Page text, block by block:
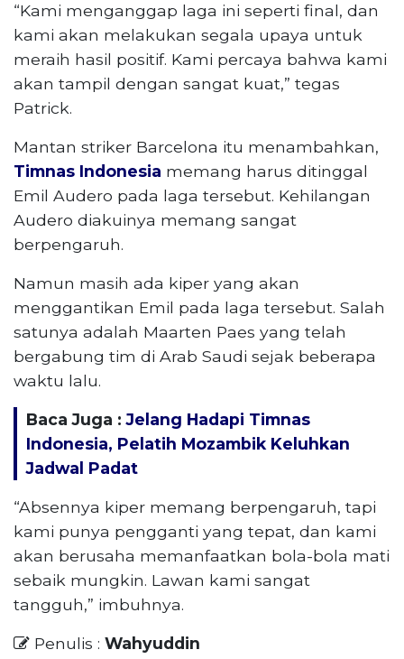
“Kami menganggap laga ini seperti final, dan
kami akan melakukan segala upaya untuk
meraih hasil positif. Kami percaya bahwa kami
akan tampil dengan sangat kuat,” tegas
Patrick.
Mantan striker Barcelona itu menambahkan,
Timnas Indonesia memang harus ditinggal
Emil Audero pada laga tersebut. Kehilangan
Audero diakuinya memang sangat
berpengaruh.
Namun masih ada kiper yang akan
menggantikan Emil pada laga tersebut. Salah
satunya adalah Maarten Paes yang telah
bergabung tim di Arab Saudi sejak beberapa
waktu lalu.
Baca Juga :Jelang Hadapi Timnas
Indonesia, Pelatih Mozambik Keluhkan
Jadwal Padat
“Absennya kiper memang berpengaruh, tapi
kami punya pengganti yang tepat, dan kami
akan berusaha memanfaatkan bola-bola mati
sebaik mungkin. Lawan kami sangat
tangguh,” imbuhnya.
Penulis : Wahyuddin